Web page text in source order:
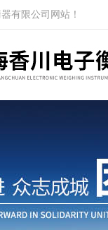
有限公司网站！